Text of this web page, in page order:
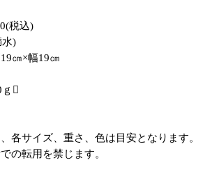
税込)
水)
㎝×幅19㎝

各サイズ、重さ、色は目安となります。
の転用を禁じます。